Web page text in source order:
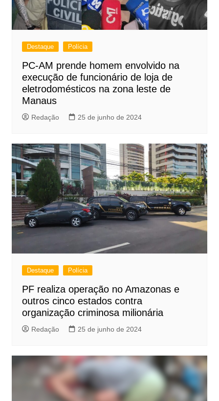
Destaque Polícia
PC-AM prende homem envolvido na
execução de funcionário de loja de
eletrodomésticos na zona leste de
Manaus
Redação 25 de junho de 2024
Destaque Polícia
PF realiza operação no Amazonas e
outros cinco estados contra
organização criminosa milionária
Redação 25 de junho de 2024